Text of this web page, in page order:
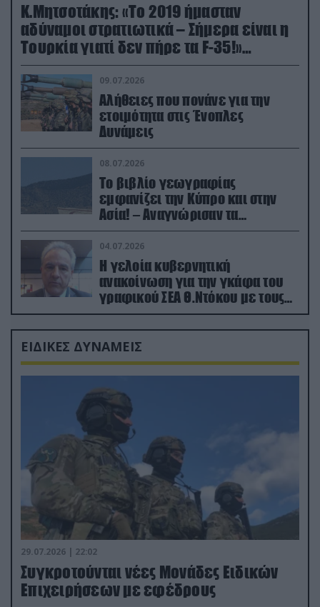
Κ.Μητσοτάκης: «Το 2019 ήμασταν
αδύναμοι στρατιωτικά – Σήμερα είναι η
Τουρκία γιατί δεν πήρε τα F-35!»
(βίντεο)
09.07.2026
Αλήθειες που πονάνε για την
ετοιμότητα στις Ένοπλες
Δυνάμεις
08.07.2026
Το βιβλίο γεωγραφίας
εμφανίζει την Κύπρο και στην
Ασία! – Αναγνώρισαν τα
κατεχόμενα; (φωτο)
04.07.2026
Η γελοία κυβερνητική
ανακοίνωση για την γκάφα του
γραφικού ΣΕΑ Θ.Ντόκου με τους
Ρώσους φαρσέρ
ΕΙΔΙΚΕΣ ΔΥΝΑΜΕΙΣ
29.07.2026 | 22:02
Συγκροτούνται νέες Μονάδες Ειδικών
Επιχειρήσεων με εφέδρους